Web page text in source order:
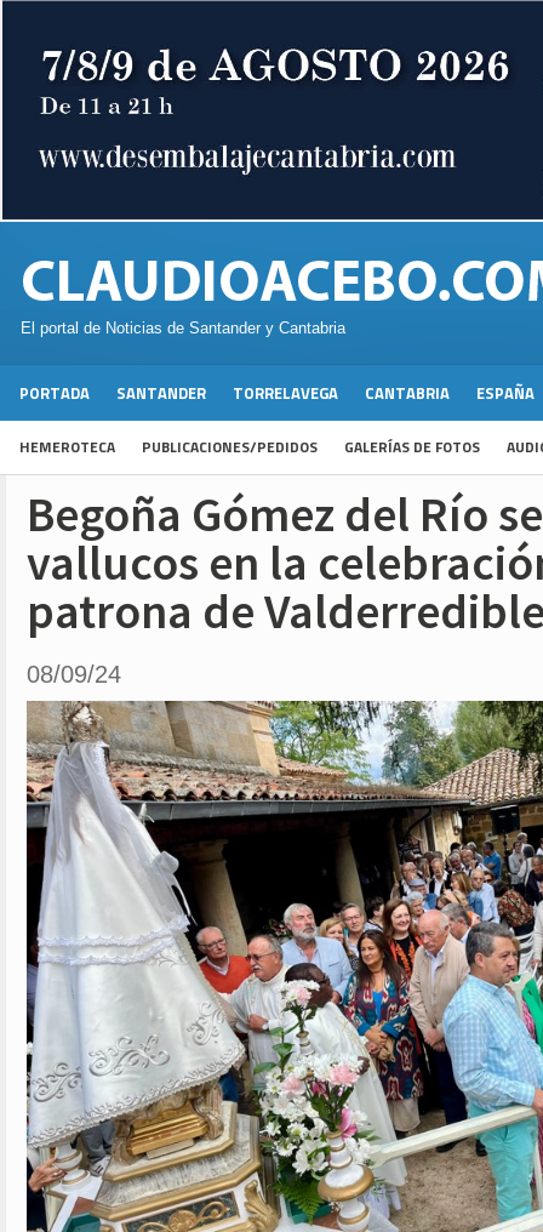
El portal de Noticias de Santander y Cantabria
PORTADA SANTANDER TORRELAVEGA CANTABRIA ESPAÑA
HEMEROTECA PUBLICACIONES/PEDIDOS GALERÍAS DE FOTOS
Begoña Gómez del Río
vallucos en la
patrona de
08/09/24